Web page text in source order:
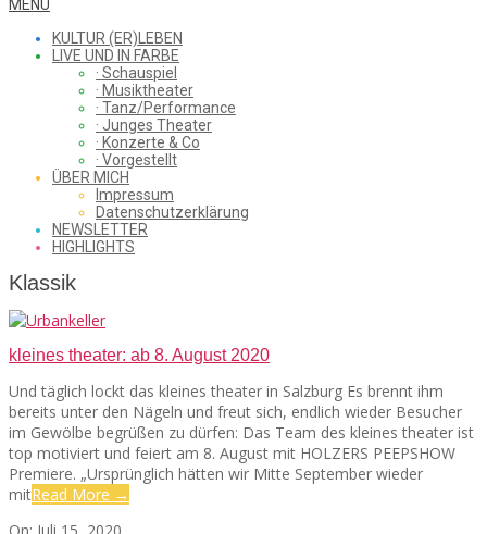
WHAT
SAW
FROM
THE
CHEAP
Menu
MENU
KULTUR (ER)LEBEN
LIVE UND IN FARBE
· Schauspiel
· Musiktheater
· Tanz/Performance
· Junges Theater
· Konzerte & Co
· Vorgestellt
ÜBER MICH
Impressum
Datenschutzerklärung
NEWSLETTER
HIGHLIGHTS
Klassik
kleines theater: ab 8. August 2020
Und täglich lockt das kleines theater in Salzburg Es brennt ihm
bereits unter den Nägeln und freut sich, endlich wieder Besucher
im Gewölbe begrüßen zu dürfen: Das Team des kleines theater ist
top motiviert und feiert am 8. August mit HOLZERS PEEPSHOW
Premiere. „Ursprünglich hätten wir Mitte September wieder
mitRead More →
2020-
On: Juli 15, 2020